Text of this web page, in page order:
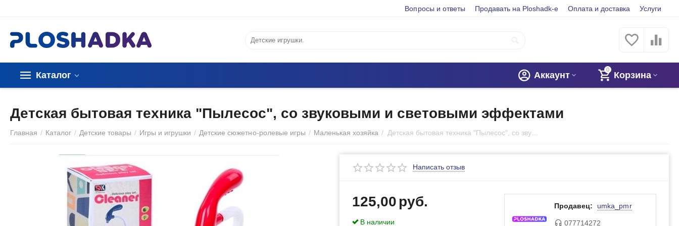
Вопросы и ответы Продавать на Ploshadk-e Оплата и доставка Услуги
Каталог
0
Корзина
Аккаунт
Детская бытовая техника "Пылесос", со звуковыми и световыми эффектами
Главная / Каталог / Детские товары / Игры и игрушки / Детские сюжетно-ролевые игры / Маленькая хозяйка /
Написать отзыв
125,00руб.
В наличии
Продавец: umka_pmr
077714272